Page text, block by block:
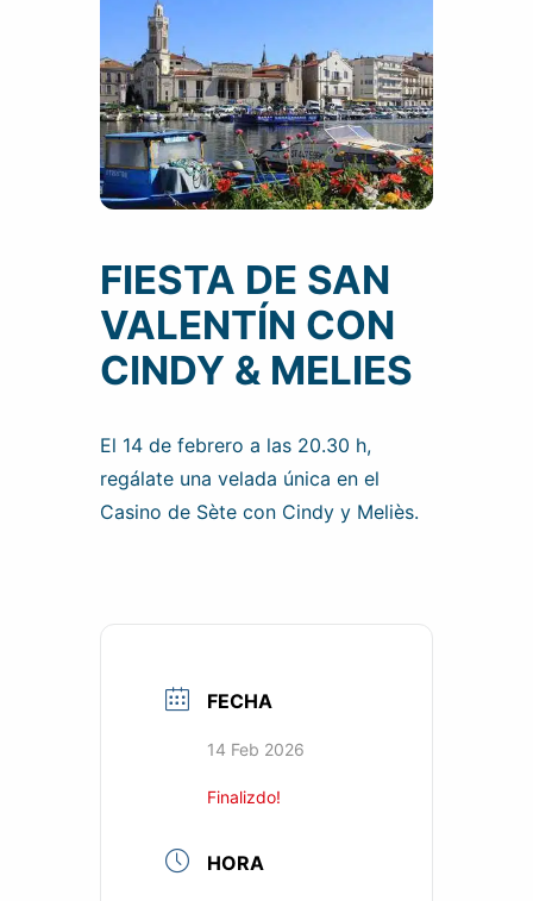
FIESTA DE SAN
VALENTÍN CON
CINDY & MELIES
El 14 de febrero a las 20.30 h,
regálate una velada única en el
Casino de Sète con Cindy y Meliès.
FECHA
14 Feb 2026
Finalizdo!
HORA